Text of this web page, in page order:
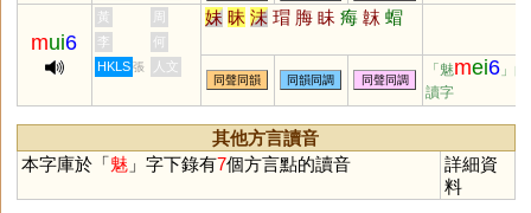
mui6
黃 周 妹 昧 沬 瑁 脢 眛 痗 韎 蝐
李
何
HKLS 張 人文
同聲同韻 同韻同調 同聲同調
「魅mei6 」
讀字
其他方言讀音
本字庫於「魅」字下錄有7個方言點的讀音
詳細資
料